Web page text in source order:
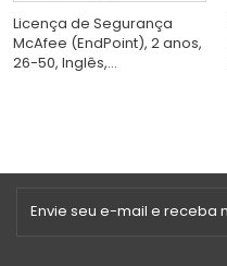
Licença de Segurança
McAfee (EndPoint), 2 anos,
26-50, Inglês,...